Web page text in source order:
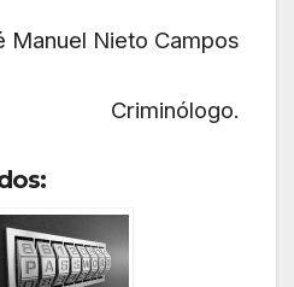
Manuel Nieto Campos
Criminólogo.